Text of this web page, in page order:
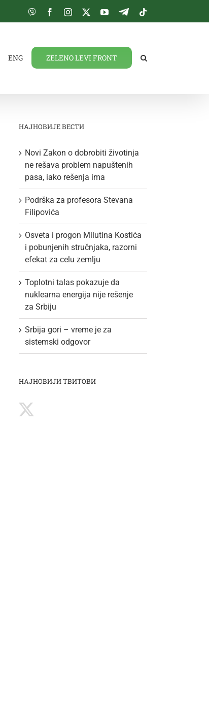
Viber FacebookInstagram
TwitterYouTube
Telegram
ENG ZELENO LEVI FRONT
НАЈНОВИЈЕ ВЕСТИ
Novi Zakon o dobrobiti životinja
ne rešava problem napuštenih
pasa, iako rešenja ima
Podrška za profesora Stevana
Filipovića
Osveta i progon Milutina Kostića
i pobunjenih stručnjaka, razorni
efekat za celu zemlju
Toplotni talas pokazuje da
nuklearna energija nije rešenje
za Srbiju
Srbija gori – vreme je za
sistemski odgovor
НАЈНОВИЈИ ТВИТОВИ